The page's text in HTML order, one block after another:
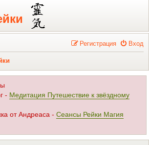
Вход
Регистрация
- Медитация Путешествие к звёздному
от Андреаса - Сеансы Рейки Магия